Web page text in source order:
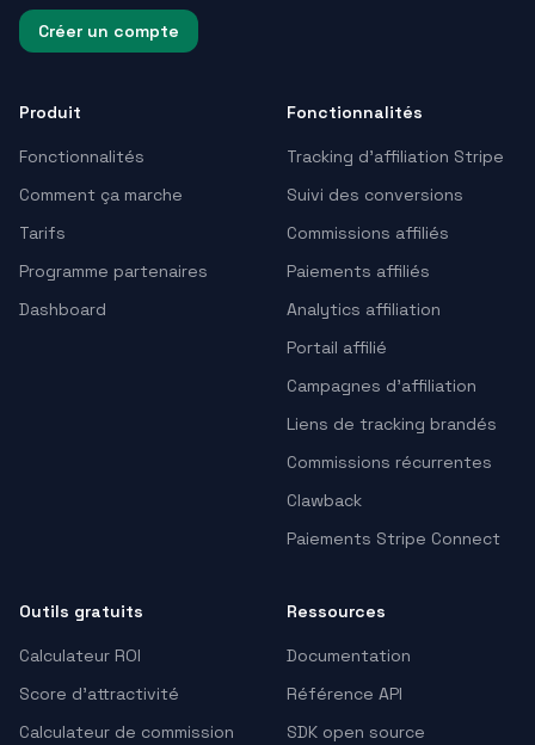
Créer un compte
Produit
Fonctionnalités
Comment ça marche
Tarifs
Programme partenaires
Dashboard
Fonctionnalités
Tracking d’affiliation Stripe
Suivi des conversions
Commissions affiliés
Paiements affiliés
Analytics affiliation
Portail affilié
Campagnes d’affiliation
Liens de tracking brandés
Commissions récurrentes
Clawback
Paiements Stripe Connect
Outils gratuits
Calculateur ROI
Score d'attractivité
Calculateur de commission
Ressources
Documentation
Référence API
SDK open source